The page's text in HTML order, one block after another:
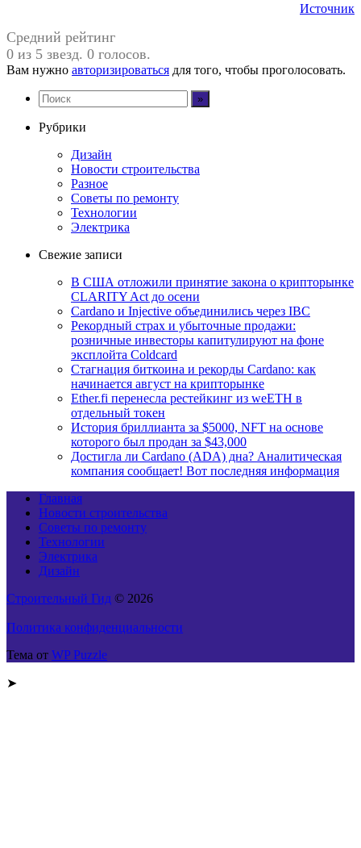
Источник
Средний рейтинг
0 из 5 звезд. 0 голосов.
Вам нужно авторизироваться для того, чтобы проголосовать.
Рубрики
Дизайн
Новости строительства
Разное
Советы по ремонту
Технологии
Электрика
Свежие записи
В США отложили принятие закона о крипторынке
CLARITY Act до осени
Cardano и Injective объединились через IBC
Рекордный страх и убыточные продажи:
розничные инвесторы капитулируют на фоне
эксплойта Coldcard
Стагнация биткоина и рекорды Cardano: как
начинается август на крипторынке
Ether.fi перенесла рестейкинг из weETH в
отдельный токен
История бриллианта за $5000, NFT на основе
которого был продан за $43,000
Достигла ли Cardano (ADA) дна? Аналитическая
компания сообщает! Вот последняя информация
Главная
Новости строительства
Советы по ремонту
Технологии
Электрика
Дизайн
Строительный Гид © 2026
Политика конфиденциальности
Тема от WP Puzzle
➤